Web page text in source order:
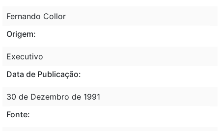
Fernando Collor
Origem:
Executivo
Data de Publicação:
30 de Dezembro de 1991
Fonte: